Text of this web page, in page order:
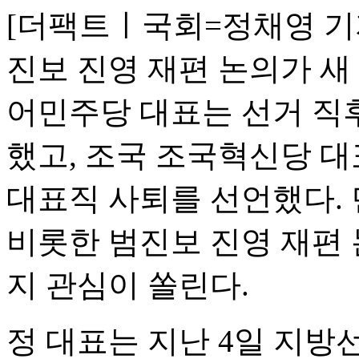
[더팩트ㅣ국회=정채영
진보 진영 재편 논의가
어민주당 대표는 선거 직
했고, 조국 조국혁신당
대표직 사퇴를 선언했다.
비롯한 범진보 진영 재편
지 관심이 쏠린다.
정 대표는 지난 4일 지방